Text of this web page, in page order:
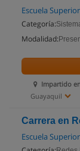
Escuela
Categoría:
Modalidad:
Impartido
Guayaquil
Carrera en
Escuela